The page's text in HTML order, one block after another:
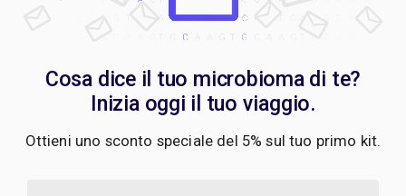
Cosa dice il tuo microbioma di te?
Inizia oggi il tuo viaggio.
Ottieni uno sconto speciale del 5% sul tuo primo kit.